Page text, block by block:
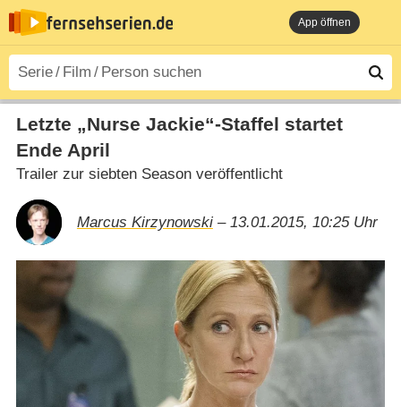
App öffnen
Letzte „Nurse Jackie“-Staffel startet
Ende April
Trailer zur siebten Season veröffentlicht
Marcus Kirzynowski– 13.01.2015, 10:25 Uhr